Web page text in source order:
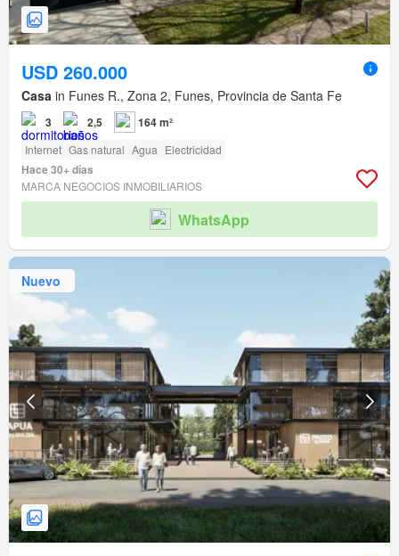
USD 260.000
Casa in Funes R., Zona 2, Funes, Provincia de Santa Fe
3 2,5 164 m²
Internet Gas natural Agua Electricidad
Hace 30+ días
MARCA NEGOCIOS INMOBILIARIOS
WhatsApp
Nuevo